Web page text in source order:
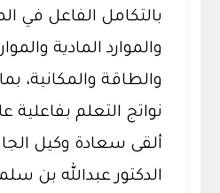
بالتكامل الفاعل في
والموارد المادية
والطاقة والمكانية،
نواتج التعلم بفاعلية
ألقى سعادة وكيل
الدكتور عبدالله بن